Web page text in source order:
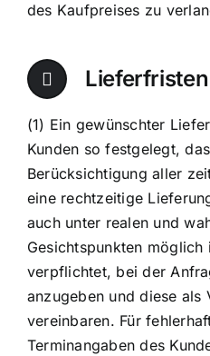
des Kaufpreises zu
Lieferfristen
(1) Ein gewünschter
Kunden so festgelegt,
Berücksichtigung aller
eine rechtzeitige
auch unter realen und
Gesichtspunkten möglich
verpflichtet, bei der
anzugeben und diese als
vereinbaren. Für
Terminangaben des